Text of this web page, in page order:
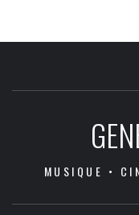
MUSIQUE •